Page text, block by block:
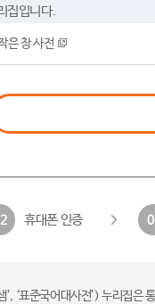
집입니다.
은 창 사전
휴대폰 인증
‘표준국어대사전’) 누리집